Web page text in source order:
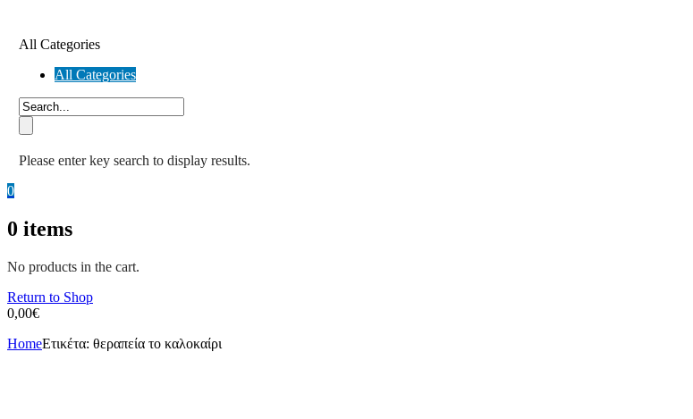
All Categories
All Categories
Please enter key search to display results.
0
0 items
No products in the cart.
Return to Shop
0,00€
HomeΕτικέτα: θεραπεία το καλοκαίρι